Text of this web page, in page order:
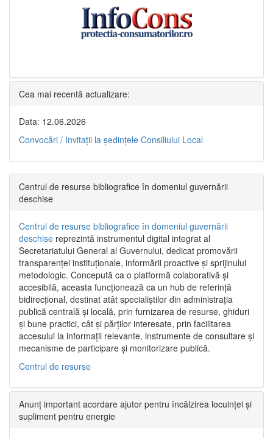
Cea mai recentă actualizare:
Data: 12.06.2026
Convocări / Invitaţii la şedinţele Consiliului Local
Centrul de resurse bibliografice în domeniul guvernării
deschise
Centrul de resurse bibliografice în domeniul guvernării
deschise reprezintă instrumentul digital integrat al
Secretariatului General al Guvernului, dedicat promovării
transparenței instituționale, informării proactive și sprijinului
metodologic. Concepută ca o platformă colaborativă și
accesibilă, aceasta funcționează ca un hub de referință
bidirecțional, destinat atât specialiștilor din administrația
publică centrală și locală, prin furnizarea de resurse, ghiduri
și bune practici, cât și părților interesate, prin facilitarea
accesului la informații relevante, instrumente de consultare și
mecanisme de participare și monitorizare publică.
Centrul de resurse
Anunț important acordare ajutor pentru încălzirea locuinței și
supliment pentru energie